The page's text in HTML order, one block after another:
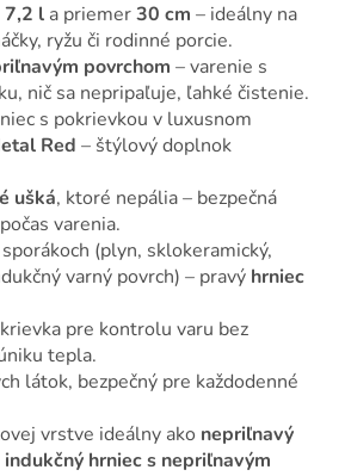
7,2 l a priemer30 cm – ideálny na
ryžu či rodinné porcie.
povrchom – varenie s
nič sa nepripaľuje, ľahké čistenie.
s pokrievkou v luxusnom
Red – štýlový doplnok
ušká, ktoré nepália – bezpečná
varenia.
(plyn, sklokeramický,
varný povrch) – pravý hrniec
pre kontrolu varu bez
tepla.
látok, bezpečný pre každodenné
vrstve ideálny ako nepriľnavý
indukčný hrniec s nepriľnavým